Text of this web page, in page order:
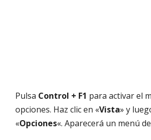
Pulsa Control + F1 para activar el
opciones. Haz clic en «Vista» y
«Opciones«. Aparecerá un menú